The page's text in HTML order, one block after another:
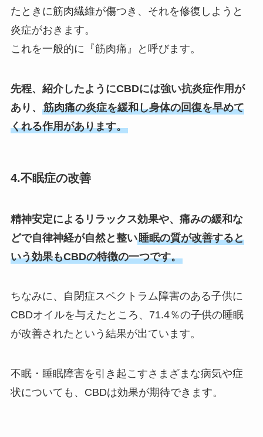
たときに筋肉繊維が傷つき、それを修復しようと
炎症がおきます。
これを一般的に『筋肉痛』と呼びます。
先程、紹介したようにCBDには強い抗炎症作用が
あり、 筋肉痛の炎症を緩和し身体の回復を早めて
くれる作用があります。
4.不眠症の改善
精神安定によるリラックス効果や、痛みの緩和な
どで自律神経が自然と整い睡眠の質が改善すると
いう効果もCBDの特徴の一つです。
ちなみに、自閉症スペクトラム障害のある子供に
CBDオイルを与えたところ、71.4％の子供の睡眠
が改善されたという結果が出ています。
不眠・睡眠障害を引き起こすさまざまな病気や症
状についても、CBDは効果が期待できます。